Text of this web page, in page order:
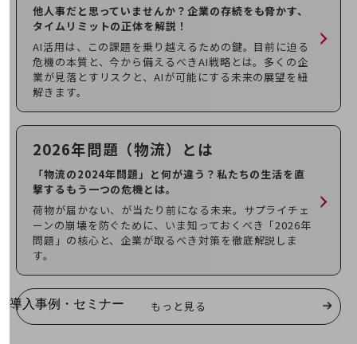
データプラス
IoT向け回線料金
home5Gプラン
モバイルサービス
端末の一元管理
セキュリティ
運用保守・故障紛失サポート
回線・ネットワーク
お手続き
サービスをご利用中のお客さま
導入事例・セミナー
導入事例TOP
他人事だと思っていませんか？企業の存続をも脅かす、
タイムリミットの正体を解説！
AI活用は、この課題を乗り越えるための鍵。目前に迫る
危機の本質と、今から備えるべきAI戦略とは。多くの企
業が見落とすリスクと、AIが可能にする未来の展望を紐
解きます。
2026年問題（物流） とは
「物流の2024年問題」と何が違う？私たちの生活を直
撃するもう一つの危機とは。
荷物が届かない、が当たり前になる未来。サプライチェ
ーンの崩壊を防ぐために、いま知っておくべき「2026年
問題」の核心と、企業が取るべき対策を徹底解説しま
す。
もっと見る